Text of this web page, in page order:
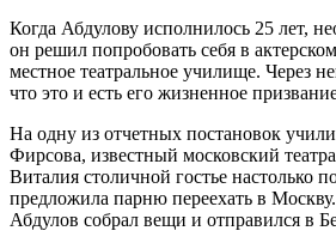
Когда Абдулову исполнилось 25 лет,
он решил попробовать себя в
местное театральное училище. Через
что это и есть его жизненное
На одну из отчетных постановок
Фирсова, известный московский
Виталия столичной гостье настолько
предложила парню переехать в
Абдулов собрал вещи и отправился в